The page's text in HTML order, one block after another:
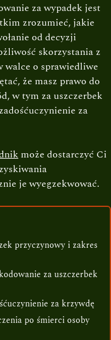
za wypadek jest
zrozumieć, jakie
od decyzji
skorzystania z
walce o sprawiedliwe
że masz prawo do
w tym za uszczerbek
za
może dostarczyć Ci
je wyegzekwować.
przyczynowy i zakres
za uszczerbek
za krzywdę
po śmierci osoby